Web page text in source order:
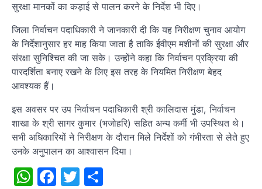
सुरक्षा मानकों का कड़ाई से पालन करने के निर्देश भी दिए।
जिला निर्वाचन पदाधिकारी ने जानकारी दी कि यह निरीक्षण चुनाव आयोग
के निर्देशानुसार हर माह किया जाता है ताकि ईवीएम मशीनों की सुरक्षा और
संरक्षा सुनिश्चित की जा सके। उन्होंने कहा कि निर्वाचन प्रक्रिया की
पारदर्शिता बनाए रखने के लिए इस तरह के नियमित निरीक्षण बेहद
आवश्यक हैं।
इस अवसर पर उप निर्वाचन पदाधिकारी श्री कालिदास मुंडा, निर्वाचन
शाखा के श्री सागर कुमार (भजोहरि) सहित अन्य कर्मी भी उपस्थित थे।
सभी अधिकारियों ने निरीक्षण के दौरान मिले निर्देशों को गंभीरता से लेते हुए
उनके अनुपालन का आश्वासन दिया।
WhatsApp
Facebook
Twitter